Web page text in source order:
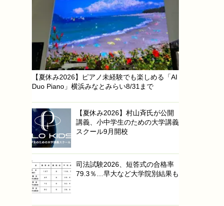
【夏休み2026】ピアノ未経験でも楽しめる「AI
Duo Piano」横浜みなとみらい8/31まで
【夏休み2026】村山斉氏が公開
講義、小中学生のための大学講義
スクール9月開校
司法試験2026、短答式の合格率
79.3％…早大など大学院別結果も